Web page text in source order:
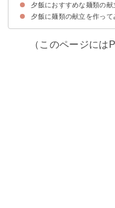
①豆乳の担々麺
②ピリ辛肉味噌の混ぜそ
③簡単醤油ラーメン
④ツナとキムチの中華風
⑤麻婆豆腐麺
⑥春雨ヌードルでサンラー
夕飯におすすめな麺類の献
献立メニュー例①夏に冷
献立メニュー例②栄養バ
献立メニュー例③食べ応
夕飯に麺類の献立を作って
（このページには